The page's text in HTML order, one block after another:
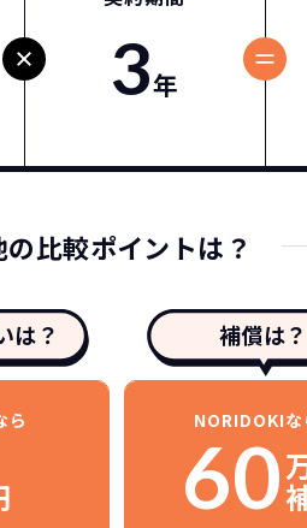
3年
の比較ポイントは？
は？
ら
補償は？
NORIDOKIな
60